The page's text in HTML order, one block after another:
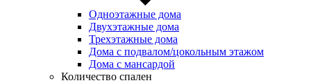
Одноэтажные дома
Двухэтажные дома
Трехэтажные дома
Дома с подвалом/цокольным этажом
Дома с мансардой
Количество спален